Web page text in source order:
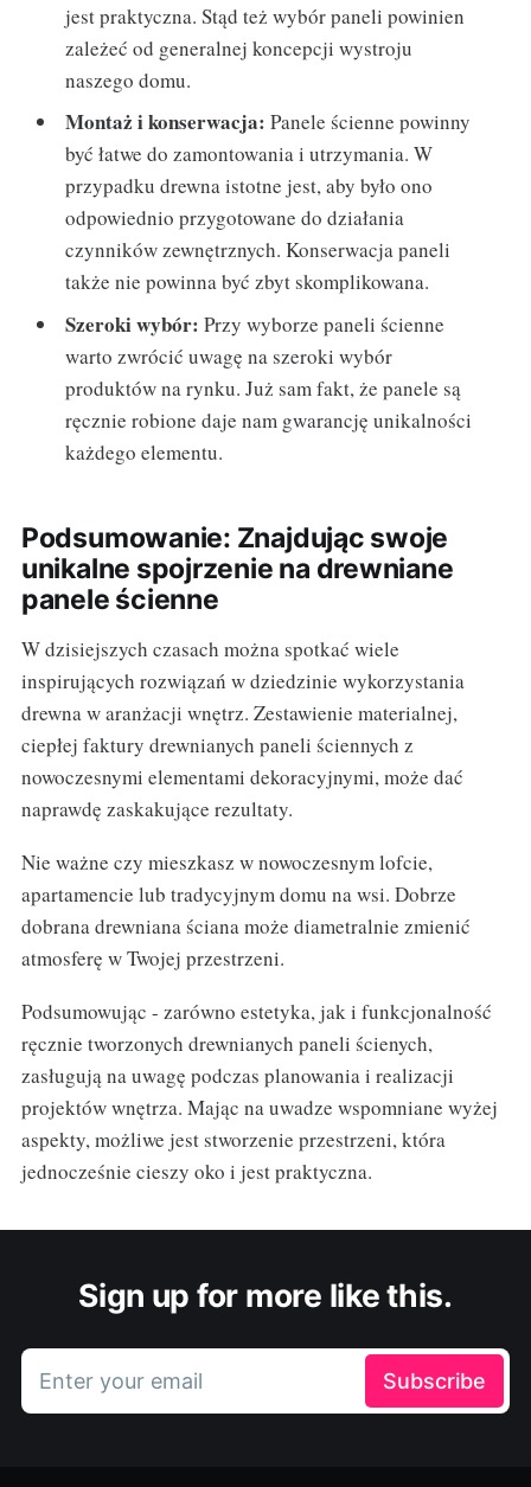
jest praktyczna. Stąd też wybór paneli powinien
zależeć od generalnej koncepcji wystroju
naszego domu.
Montaż i konserwacja: Panele ścienne powinny
być łatwe do zamontowania i utrzymania. W
przypadku drewna istotne jest, aby było ono
odpowiednio przygotowane do działania
czynników zewnętrznych. Konserwacja paneli
także nie powinna być zbyt skomplikowana.
Szeroki wybór: Przy wyborze paneli ścienne
warto zwrócić uwagę na szeroki wybór
produktów na rynku. Już sam fakt, że panele są
ręcznie robione daje nam gwarancję unikalności
każdego elementu.
Podsumowanie: Znajdując swoje
unikalne spojrzenie na drewniane
panele ścienne
W dzisiejszych czasach można spotkać wiele
inspirujących rozwiązań w dziedzinie wykorzystania
drewna w aranżacji wnętrz. Zestawienie materialnej,
ciepłej faktury drewnianych paneli ściennych z
nowoczesnymi elementami dekoracyjnymi, może dać
naprawdę zaskakujące rezultaty.
Nie ważne czy mieszkasz w nowoczesnym lofcie,
apartamencie lub tradycyjnym domu na wsi. Dobrze
dobrana drewniana ściana może diametralnie zmienić
atmosferę w Twojej przestrzeni.
Podsumowując - zarówno estetyka, jak i funkcjonalność
ręcznie tworzonych drewnianych paneli ścienych,
zasługują na uwagę podczas planowania i realizacji
projektów wnętrza. Mając na uwadze wspomniane wyżej
aspekty, możliwe jest stworzenie przestrzeni, która
jednocześnie cieszy oko i jest praktyczna.
Sign up for more like this.
Enter your email Subscribe